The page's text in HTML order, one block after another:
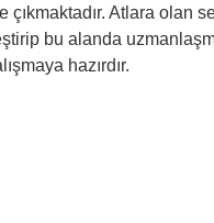
çıkmaktadır. Atlara olan
bu alanda
hazırdır.